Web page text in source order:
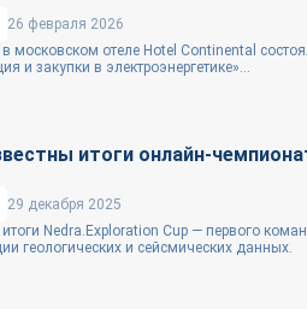
26 февраля 2026
московском отеле Hotel Continental
и закупки в электроэнергетике»...
итоги онлайн-
29 декабря 2025
Nedra.Exploration Cup — первого
геологических и сейсмических данных.